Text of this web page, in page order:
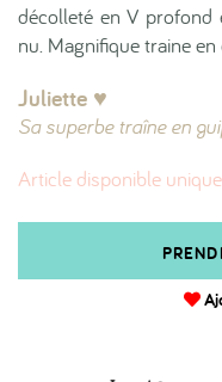
décolleté en V profond
nu. Magnifique traine
Juliette ♥︎
Sa superbe traîne en
Article disponible